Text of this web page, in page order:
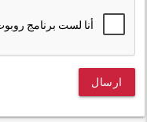
ارسال